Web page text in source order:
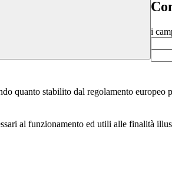
i
quanto stabilito dal regolamento europeo
al funzionamento ed utili alle finalità